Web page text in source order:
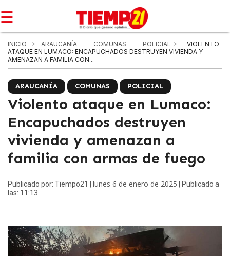
☰
INICIO ARAUCANÍA COMUNAS POLICIAL
VIOLENTO
ATAQUE EN LUMACO: ENCAPUCHADOS DESTRUYEN VIVIENDA Y
AMENAZAN A FAMILIA CON...
ARAUCANÍA COMUNAS POLICIAL
Violento ataque en Lumaco:
Encapuchados destruyen
vivienda y amenazan a
familia con armas de fuego
Publicado por: Tiempo21 | lunes 6 de enero de 2025 | Publicado a
las: 11:13